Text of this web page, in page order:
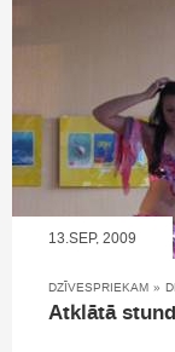
13.SEP, 2009
DZĪVESPRIEKAM »
Atklātā